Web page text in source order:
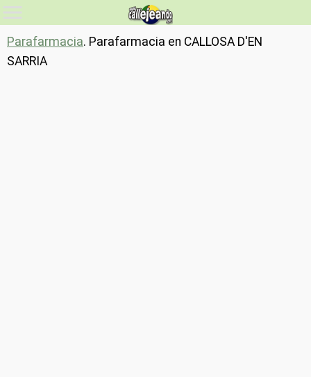
Parafarmacia. Parafarmacia en CALLOSA D'EN
SARRIA